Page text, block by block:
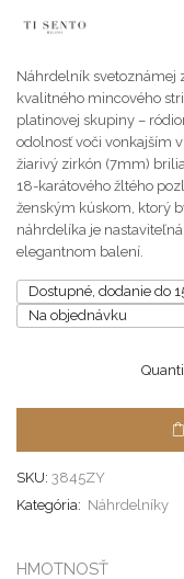
Náhrdelník svetoznámej
kvalitného mincového
platinovej skupiny –
odolnosť voči vonkajším
žiarivý zirkón (7mm)
18-karátového žltého
ženským kúskom, ktorý
náhrdelíka je
elegantnom balení.
Dostupné, dodanie do
Na objednávku
SKU: 3845ZY
Kategória: Náhrdelníky
HMOTNOSŤ